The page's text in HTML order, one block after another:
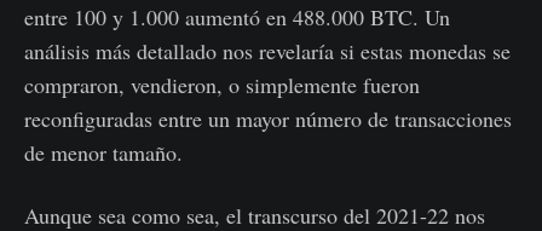
entre 100 y 1.000 aumentó en 488.000 BTC. Un
análisis más detallado nos revelaría si estas monedas se
compraron, vendieron, o simplemente fueron
reconfiguradas entre un mayor número de transacciones
de menor tamaño.
Aunque sea como sea, el transcurso del 2021-22 nos